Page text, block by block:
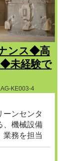
ンス◆高
未経験で
KE003-4
ーンセンタ
、機械設備
業務を担当